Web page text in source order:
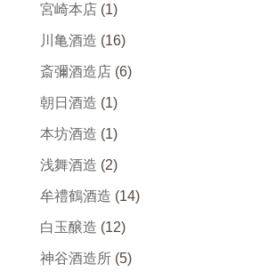
宮崎本店 (1)
川亀酒造 (16)
斎彌酒造店 (6)
朝日酒造 (1)
本坊酒造 (1)
浅舞酒造 (2)
牟禮鶴酒造 (14)
白玉醸造 (12)
神谷酒造所 (5)